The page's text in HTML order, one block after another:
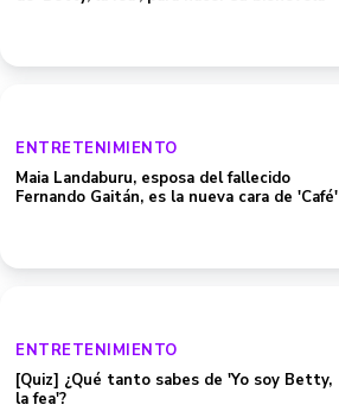
ENTRETENIMIENTO
Maia Landaburu, esposa del fallecido
Fernando Gaitán, es la nueva cara de 'Café'
ENTRETENIMIENTO
[Quiz] ¿Qué tanto sabes de 'Yo soy Betty,
la fea'?